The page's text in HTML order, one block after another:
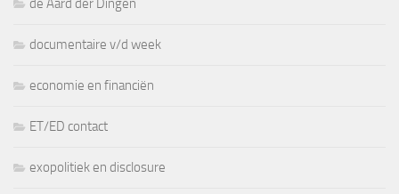
de Aard der Dingen
documentaire v/d week
economie en financiën
ET/ED contact
exopolitiek en disclosure